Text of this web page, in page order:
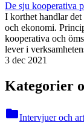
De sju kooperativa
I korthet handlar
och ekonomi.
kooperativa och
lever i
3 dec 2021
Kategorier
folderIntervjuer och